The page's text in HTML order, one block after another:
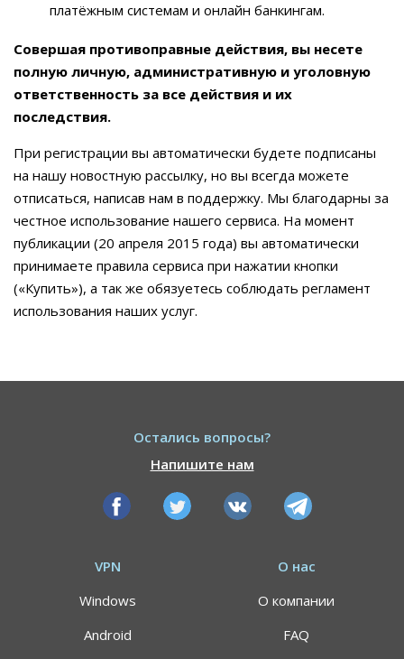
платёжным системам и онлайн банкингам.
Совершая противоправные действия, вы несете
полную личную, административную и уголовную
ответственность за все действия и их
последствия.
При регистрации вы автоматически будете подписаны
на нашу новостную рассылку, но вы всегда можете
отписаться, написав нам в поддержку. Мы благодарны за
честное использование нашего сервиса. На момент
публикации (20 апреля 2015 года) вы автоматически
принимаете правила сервиса при нажатии кнопки
(«Купить»), а так же обязуетесь соблюдать регламент
использования наших услуг.
Остались вопросы?
Напишите нам
VPN
Windows
Android
О нас
О компании
FAQ